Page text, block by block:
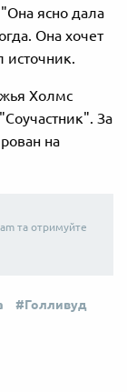
ясно дала
Она хочет
Холмс
За
на
та отримуйте
Голливуд